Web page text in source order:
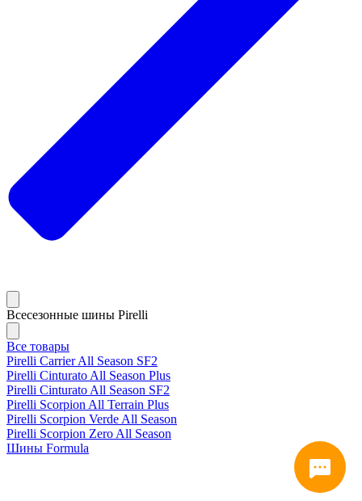
Всесезонные шины Pirelli
Все товары
Pirelli Carrier All Season SF2
Pirelli Cinturato All Season Plus
Pirelli Cinturato All Season SF2
Pirelli Scorpion All Terrain Plus
Pirelli Scorpion Verde All Season
Pirelli Scorpion Zero All Season
Шины Formula